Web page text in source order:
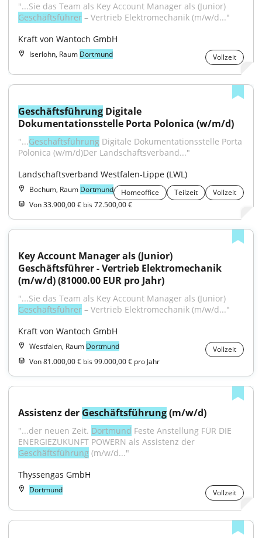
Geschäftsführer – Vertrieb Elektromechanik (m/w/d..."
Kraft von Wantoch GmbH
Iserlohn, Raum Dortmund Vollzeit
Geschäftsführung Digitale
Dokumentationsstelle Porta Polonica (w/m/d)
"...Geschäftsführung Digitale Dokumentationsstelle Porta
Polonica (w/m/d)Der Landschaftsverband..."
Landschaftsverband Westfalen-Lippe (LWL)
Bochum, Raum Dortmund Homeoffice Teilzeit
Vollzeit
Von 33.900,00 € bis 72.500,00 €
Key Account Manager als (Junior)
Geschäftsführer - Vertrieb Elektromechanik
(m/w/d) (81000.00 EUR pro Jahr)
Geschäftsführer – Vertrieb Elektromechanik (m/w/d..."
Kraft von Wantoch GmbH
Westfalen, Raum Dortmund
Vollzeit
Von 81.000,00 € bis 99.000,00 € pro Jahr
Assistenz der Geschäftsführung (m/w/d)
"...der neuen Zeit. Dortmund Feste Anstellung FÜR DIE
Geschäftsführung (m/w/d..."
Thyssengas GmbH
Dortmund Vollzeit